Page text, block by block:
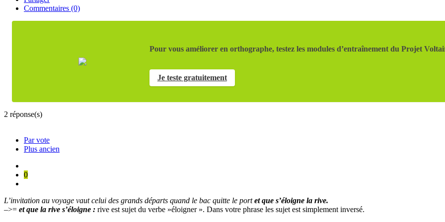
Commentaires (0)
Pour vous améliorer en orthographe, testez les modules d’entraînement du Projet
Je teste gratuitement
2 réponse(s)
Par vote
Plus ancien
0
L’invitation au voyage vaut celui des grands départs quand le bac quitte le portet que s’éloigne la rive.
–>= et que la rive s’éloigne : rive est sujet du verbe »éloigner ». Dans votre phrase les sujet est simplement inversé.